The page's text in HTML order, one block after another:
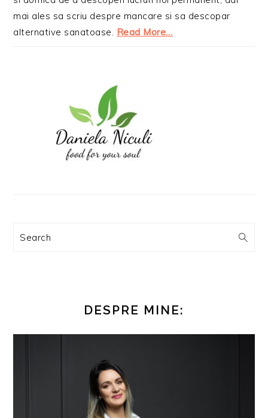
mai ales sa scriu despre mancare si sa descopar
alternative sanatoase. Read More…
Search
DESPRE MINE: